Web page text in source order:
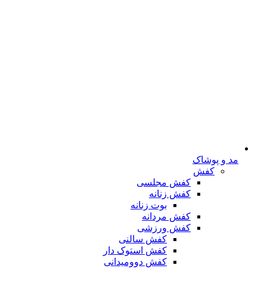
مد و پوشاک
کفش
کفش مجلسی
کفش زنانه
بوت زنانه
کفش مردانه
کفش ورزشی
کفش سالنی
کفش استوک دار
کفش دوومیدانی